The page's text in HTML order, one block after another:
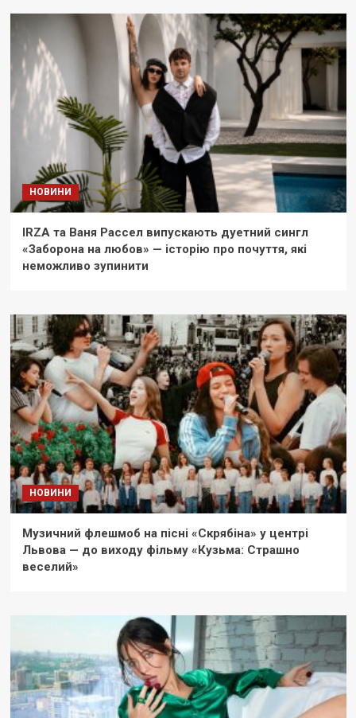
НОВИНИ
IRZA та Ваня Рассел випускають дуетний сингл
«Заборона на любов» — історію про почуття, які
неможливо зупинити
НОВИНИ
Музичний флешмоб на пісні «Скрябіна» у центрі
Львова — до виходу фільму «Кузьма: Страшно
веселий»